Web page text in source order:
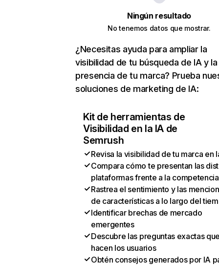
Ningún resultado
No tenemos datos que mostrar.
¿Necesitas ayuda para ampliar la
visibilidad de tu búsqueda de IA y la
presencia de tu marca? Prueba
soluciones de marketing de IA:
Kit de herramientas de
Visibilidad en la IA de
Semrush
Revisa la visibilidad de tu marca en
Compara cómo te presentan las
plataformas frente a la competencia
Rastrea el sentimiento y las
de características a lo largo del
Identificar brechas de mercado
emergentes
Descubre las preguntas exactas
hacen los usuarios
Obtén consejos generados por IA